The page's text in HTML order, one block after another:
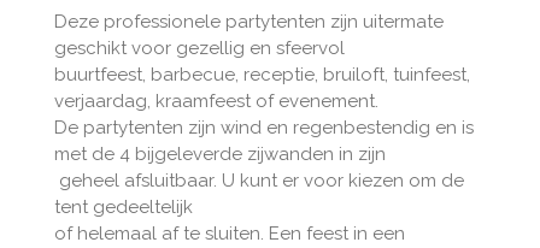
Deze professionele partytenten zijn uitermate
geschikt voor gezellig en sfeervol
buurtfeest, barbecue, receptie, bruiloft, tuinfeest,
verjaardag, kraamfeest of evenement.
De partytenten zijn wind en regenbestendig en is
met de 4 bijgeleverde zijwanden in zijn
geheel afsluitbaar. U kunt er voor kiezen om de
tent gedeeltelijk
of helemaal af te sluiten. Een feest in een